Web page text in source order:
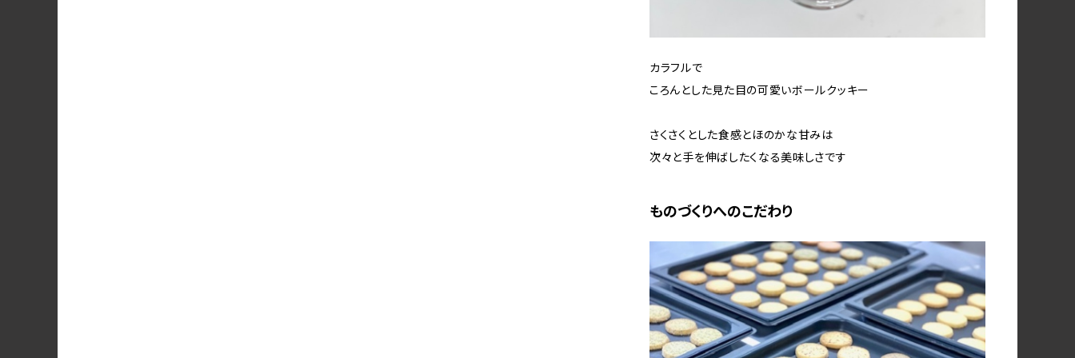
カラフルで
ころんとした見た目の可愛いボールクッキー
さくさくとした食感とほのかな甘みは
次々と手を伸ばしたくなる美味しさです
ものづくりへのこだわり